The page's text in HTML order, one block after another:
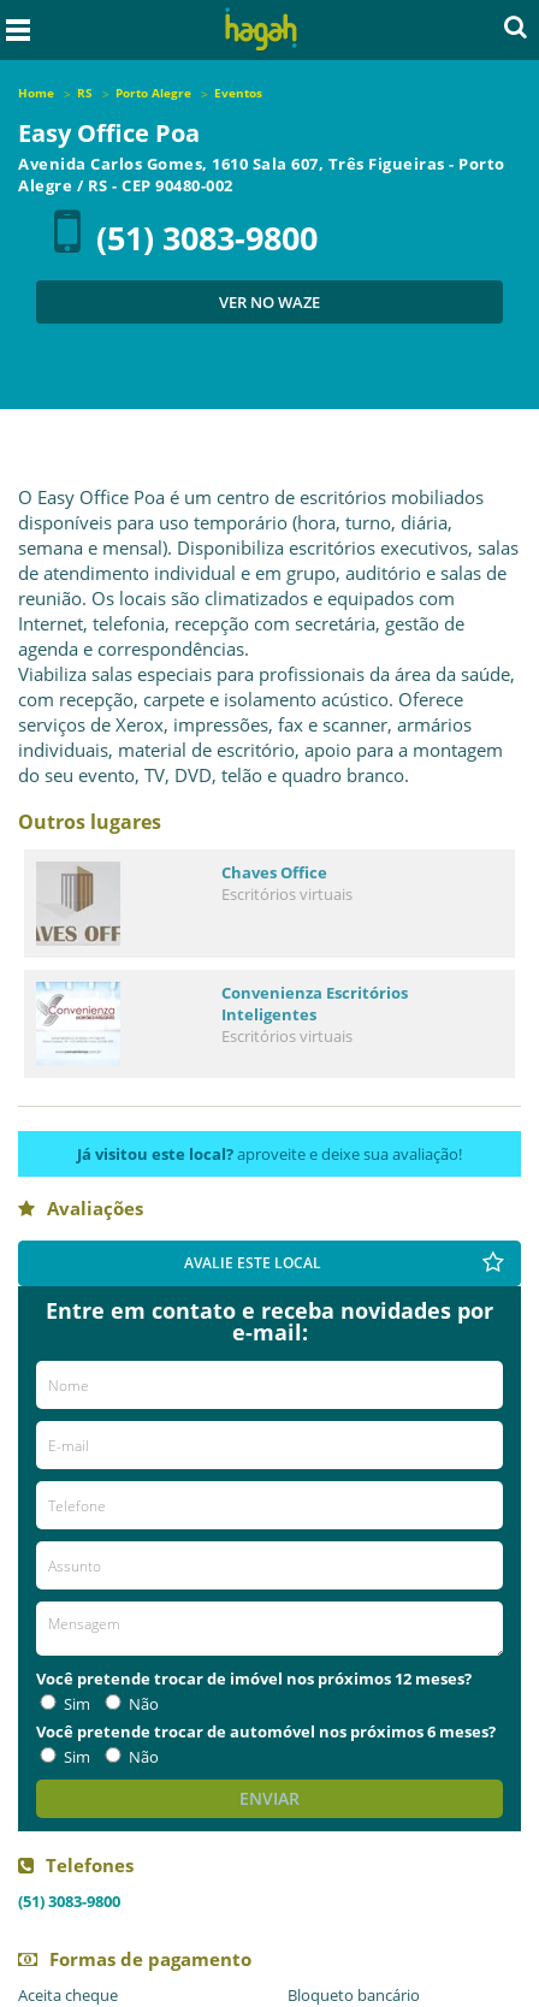
Home RS Porto Alegre Eventos
Easy Office Poa
Avenida Carlos Gomes, 1610 Sala 607, Três Figueiras - Porto
Alegre / RS - CEP 90480-002
(51) 3083-9800
VER NO WAZE
O Easy Office Poa é um centro de escritórios mobiliados
disponíveis para uso temporário (hora, turno, diária,
semana e mensal). Disponibiliza escritórios executivos, salas
de atendimento individual e em grupo, auditório e salas de
reunião. Os locais são climatizados e equipados com
Internet, telefonia, recepção com secretária, gestão de
agenda e correspondências.
Viabiliza salas especiais para profissionais da área da saúde,
com recepção, carpete e isolamento acústico. Oferece
serviços de Xerox, impressões, fax e scanner, armários
individuais, material de escritório, apoio para a montagem
do seu evento, TV, DVD, telão e quadro branco.
Outros lugares
Chaves Office
Escritórios virtuais
Convenienza Escritórios
Inteligentes
Escritórios virtuais
Já visitou este local?aproveite e deixe sua avaliação!
Avaliações
AVALIE ESTE LOCAL
Entre em contato e receba novidades por
e-mail:
Você pretende trocar de imóvel nos próximos 12 meses?
Sim
Não
Você pretende trocar de automóvel nos próximos 6 meses?
Sim
Não
ENVIAR
Telefones
(51) 3083-9800
Formas de pagamento
Aceita cheque
Bloqueto bancário